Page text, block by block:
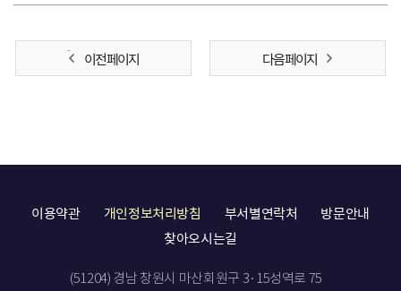
이전 페이지 다음 페이지
이용약관 개인정보처리방침 부서별연락처
방문안내
찾아오시는길
(51204) 경남 창원시 마산회원구 3·15성역로 75